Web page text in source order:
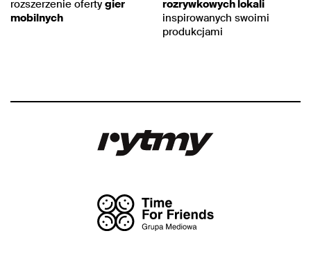
rozszerzenie oferty gier
mobilnych
rozrywkowych lokali
inspirowanych swoimi
produkcjami